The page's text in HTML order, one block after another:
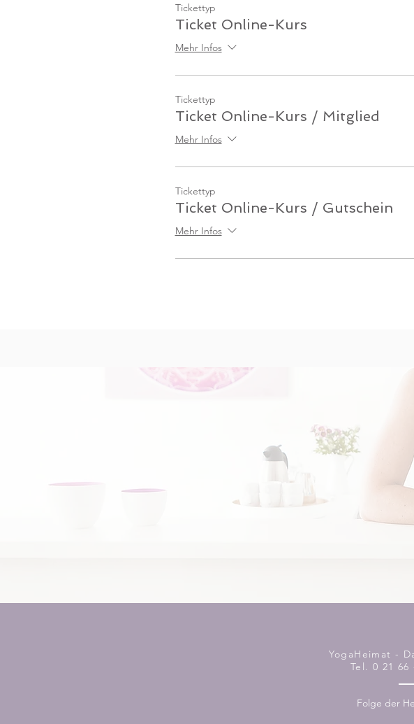
Tickettyp
Ticket Online-Kurs
Mehr Infos
Tickettyp
Ticket Online-Kurs / Mitglied
Mehr Infos
Tickettyp
Ticket Online-Kurs / Gutschein
Mehr Infos
YogaHeimat -
Tel. 0 21
Folge der